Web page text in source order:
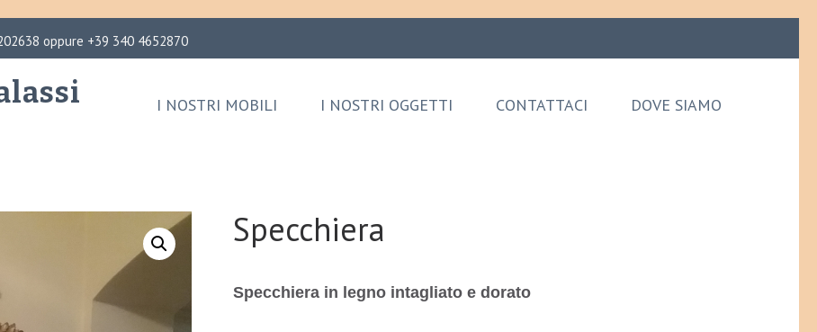
oppure +39 340 4652870
I NOSTRI MOBILI I NOSTRI OGGETTI CONTATTACI DOVE SIAMO
Specchiera
Specchiera in legno intagliato e dorato